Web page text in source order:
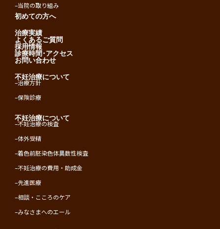
–当院の取り組み
初めての方へ
治療実績
よくあるご質問
採用情報
診療時間･アクセス
お問い合わせ
不妊治療について
–治療方針
–保険診療
不妊治療について
–不妊治療の検査
–体外受精
–着色前胚染色体異数性検査
–不妊治療の費用・助成金
–先進医療
–相談・こころのケア
–みなさまへのエール